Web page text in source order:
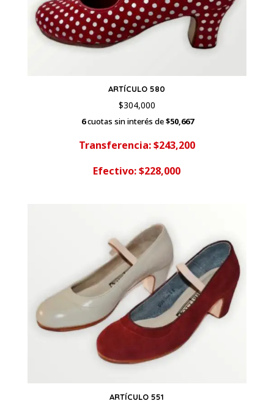
ARTÍCULO 580
$304,000
6cuotas sin interés de$50,667
Transferencia: $243,200
Efectivo: $228,000
ARTÍCULO 551